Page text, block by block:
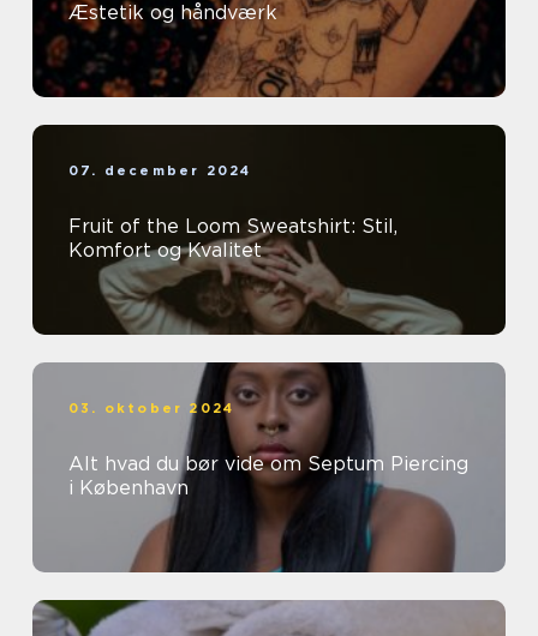
Æstetik og håndværk
07. december 2024
Fruit of the Loom Sweatshirt: Stil,
Komfort og Kvalitet
03. oktober 2024
Alt hvad du bør vide om Septum Piercing
i København